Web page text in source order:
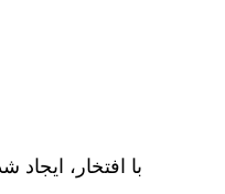
با افتخار، ایجاد